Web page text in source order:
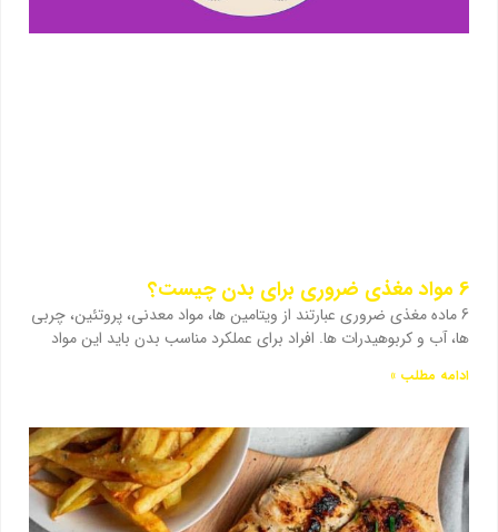
6 مواد مغذی ضروری برای بدن چیست؟
6 ماده مغذی ضروری عبارتند از ویتامین ها، مواد معدنی، پروتئین، چربی
ها، آب و کربوهیدرات ها. افراد برای عملکرد مناسب بدن باید این مواد
ادامه مطلب »